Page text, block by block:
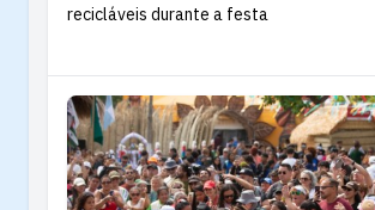
recicláveis durante a festa